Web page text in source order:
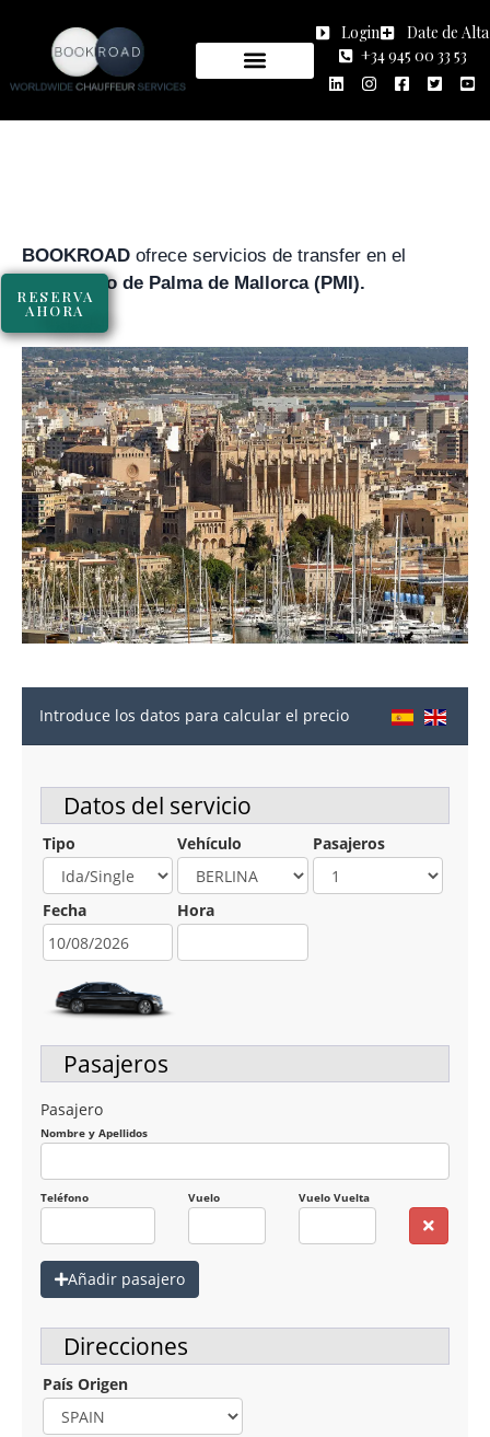
Login
Date de Alta
+34 945 00 33 53
RESERVA
AHORA
TRASLADOS
AEROPUERTO DE
PALMA DE
BOOKROAD ofrece servicios de transfer en el
aeropuerto de Palma de Mallorca (PMI).